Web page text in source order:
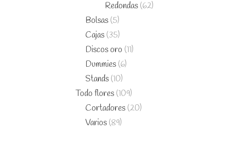
Redondas (62)
Bolsas (5)
Cajas (35)
Discos oro (11)
Dummies (6)
Stands (10)
Todo flores (109)
Cortadores (20)
Varios (89)